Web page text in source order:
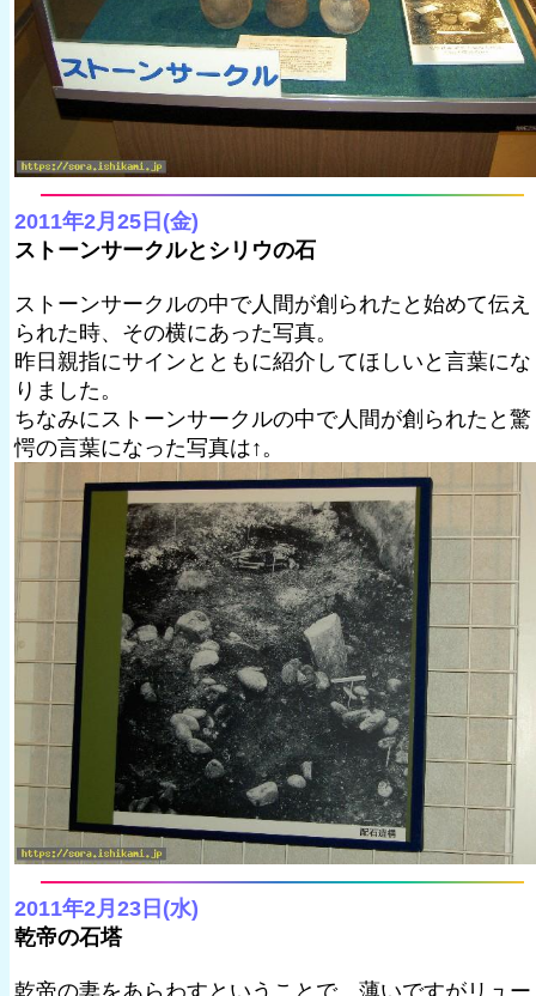
2011年2月25日(金)
ストーンサークルとシリウの石
ストーンサークルの中で人間が創られたと始めて伝え
られた時、その横にあった写真。
昨日親指にサインとともに紹介してほしいと言葉にな
りました。
ちなみにストーンサークルの中で人間が創られたと驚
愕の言葉になった写真は↑。
2011年2月23日(水)
乾帝の石塔
乾帝の妻をあらわすということで、薄いですがリュー